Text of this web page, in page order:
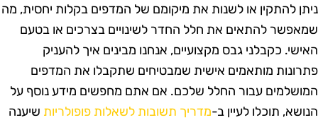
להתקין או לשנות את מיקומם של המדפים בקלות יחסית, מה
להתאים את חלל החדר לשינויים בצרכים או בטעם
כקבלני גבס מקצועיים, אנחנו מבינים איך להעניק
מותאמים אישית שמבטיחים שתקבלו את המדפים
עבור החלל שלכם. אם אתם מחפשים מידע נוסף על
תוכלו לעיין ב-מדריך תשובות לשאלות פופולריותשיענה